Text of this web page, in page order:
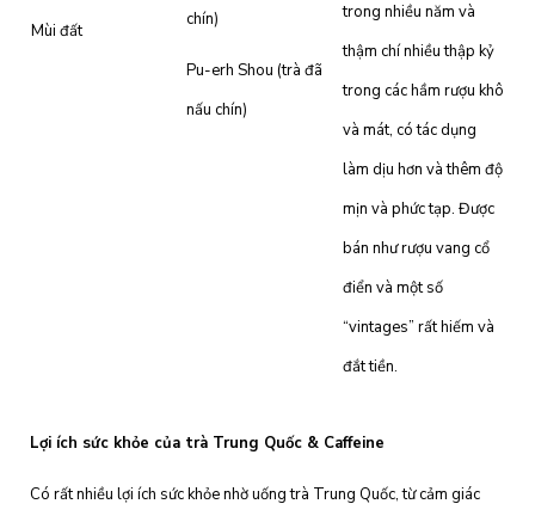
Mùi đất
chín)
Pu-erh Shou (trà đã
nấu chín)
trong nhiều năm và
thậm chí nhiều thập kỷ
trong các hầm rượu khô
và mát, có tác dụng
làm dịu hơn và thêm độ
mịn và phức tạp. Được
bán như rượu vang cổ
điển và một số
“vintages” rất hiếm và
đắt tiền.
Lợi ích sức khỏe của trà Trung Quốc & Caffeine
Có rất nhiều lợi ích sức khỏe nhờ uống trà Trung Quốc, từ cảm giác